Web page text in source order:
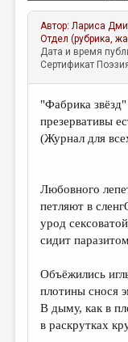
АВТОРЫ
КОММЕНТАРИИ
ЛИТСАЛОН
НОВОСТИ
ПРАВИЛА САЙТА
ИЗБРАННОЕ
ДАЙДЖЕСТ
ПЕРЕВОДЫ
КОНКУРСЫ
Автор:Лариса
Отдел (рубрика,
Дата и время
Сертификат
"Фабрика
презервативы
(Журнал для
Любовного
петляют в
урод
сидит
Объёжились
плотины снося
В дыму, как в
в раскрутках